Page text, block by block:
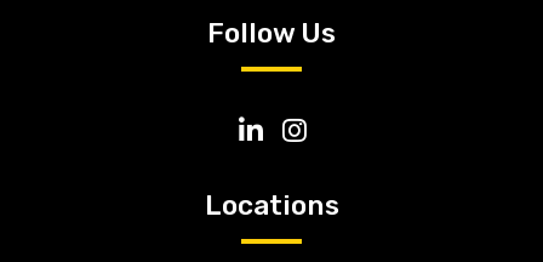
Follow Us
Locations